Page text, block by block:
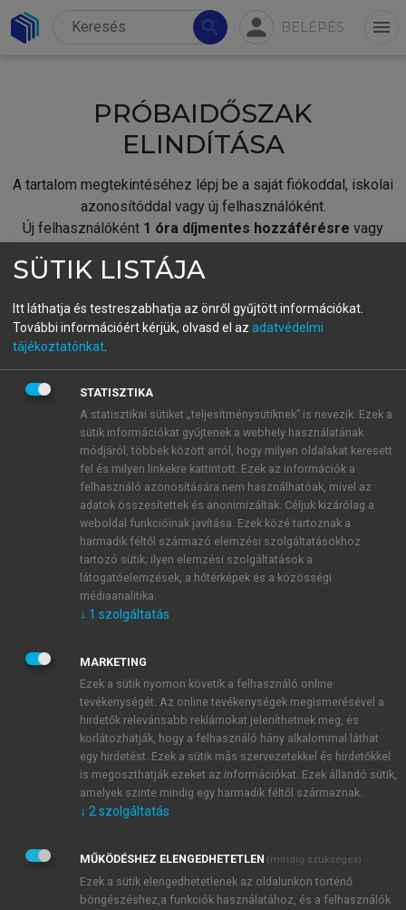
search person BELÉPÉS menu
PRÓBAIDŐSZAK
ELINDÍTÁSA
A tartalom megtekintéséhez lépj be a saját fiókoddal, iskolai
azonosítóddal vagy új felhasználóként.
Új felhasználóként 1 óra díjmentes hozzáférésre vagy
fiókoddal,vagy hozz létre új fiókot.
A regisztráció után apróbaidőszakautomatikusan
BELÉPÉS SAJÁT FIÓKKAL
ÚJ FIÓK LÉTREHOZÁSA
1 óra díjmentes hozzáférés
E-MAIL-CÍM
JELSZÓ
JELSZÓ ÚJRA
Kérek értesítést a MeRSZ újdonságairól, akcióiról.
Kérek értesítést az Akadémiai Kiadó Zrt. újdonságairól,
Adatkezelési tájékoztatóbanfoglaltakat tudomásul
veszem és elfogadom.
Általános vásárlási feltételeket, valamint a szotar.netés a
SÜTIK LISTÁJA
Itt láthatja és testreszabhatja az önről gyűjtött információkat.
További információért kérjük, olvasd el az adatvédelmi
tájékoztatónkat
STATISZTIKA
A statisztikai sütiket „teljesítménysütiknek” is nevezik. Ezek a
sütik információkat gyűjtenek a webhely használatának
módjáról, többek között arról, hogy milyen oldalakat keresett
fel és milyen linkekre kattintott. Ezek az információk a
felhasználó azonosítására nem használhatóak, mivel az
adatok összesítettek és anonimizáltak. Céljuk kizárólag a
weboldal funkcióinak javítása. Ezek közé tartoznak a
harmadik féltől származó elemzési szolgáltatásokhoz
tartozó sütik; ilyen elemzési szolgáltatások a
látogatóelemzések, a hőtérképek és a közösségi
médiaanalitika.
↓ 1 szolgáltatás
MARKETING
Ezek a sütik nyomon követik a felhasználó online
tevékenységét. Az online tevékenységek megismerésével a
hirdetők relevánsabb reklámokat jeleníthetnek meg, és
korlátozhatják, hogy a felhasználó hány alkalommal láthat
egy hirdetést. Ezek a sütik más szervezetekkel és hirdetőkkel
is megoszthatják ezeket az információkat. Ezek állandó sütik,
amelyek szinte mindig egy harmadik féltől származnak.
↓ 2 szolgáltatás
MŰKÖDÉSHEZ ELENGEDHETETLEN (mindig szükséges)
Ezek a sütik elengedhetetlenek az oldalunkon történő
böngészéshez,a funkciók használatához, és a felhasználók